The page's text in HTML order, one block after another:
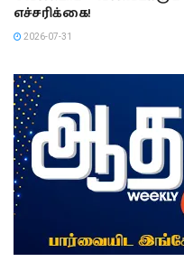
எச்சரிக்கை!
2026-07-31